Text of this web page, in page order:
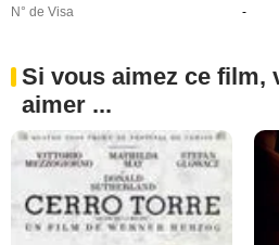
N° de Visa
-
Si vous aimez ce film,
aimer ...